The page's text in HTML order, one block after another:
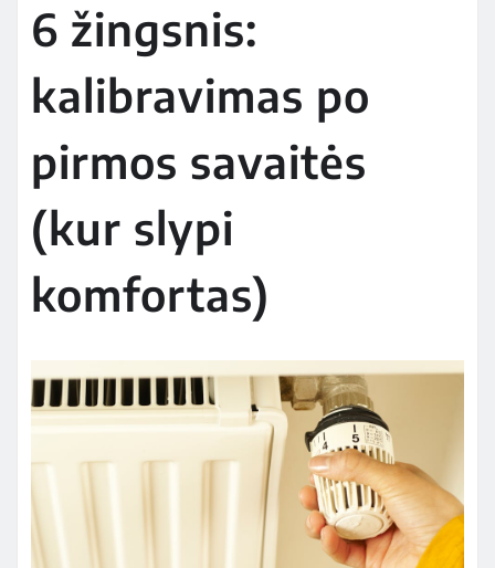
6 žingsnis:
kalibravimas po
pirmos savaitės
(kur slypi
komfortas)